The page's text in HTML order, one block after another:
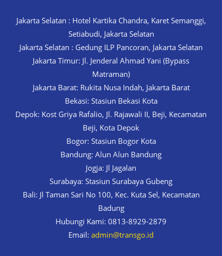
Jakarta Selatan : Hotel Kartika Chandra, Karet Semanggi,
Setiabudi, Jakarta Selatan
Jakarta Selatan : Gedung ILP Pancoran, Jakarta Selatan
Jakarta Timur: Jl. Jenderal Ahmad Yani (Bypass
Matraman)
Jakarta Barat: Rukita Nusa Indah, Jakarta Barat
Bekasi: Stasiun Bekasi Kota
Depok: Kost Griya Rafalio, Jl. Rajawali II, Beji, Kecamatan
Beji, Kota Depok
Bogor: Stasiun Bogor Kota
Bandung: Alun Alun Bandung
Jogja: Jl Jagalan
Surabaya: Stasiun Surabaya Gubeng
Bali: Jl Taman Sari No 100, Kec. Kuta Sel, Kecamatan
Badung
Hubungi Kami: 0813-8929-2879
Email: admin@transgo.id